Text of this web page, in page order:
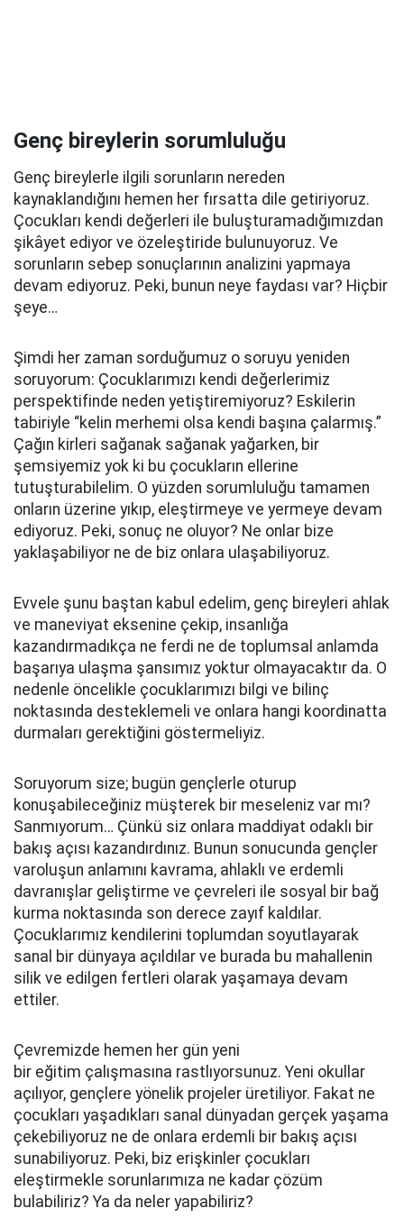
Genç bireylerin sorumluluğu
Genç bireylerle ilgili sorunların nereden
kaynaklandığını hemen her fırsatta dile getiriyoruz.
Çocukları kendi değerleri ile buluşturamadığımızdan
şikâyet ediyor ve özeleştiride bulunuyoruz. Ve
sorunların sebep sonuçlarının analizini yapmaya
devam ediyoruz. Peki, bunun neye faydası var? Hiçbir
şeye…
Şimdi her zaman sorduğumuz o soruyu yeniden
soruyorum: Çocuklarımızı kendi değerlerimiz
perspektifinde neden yetiştiremiyoruz? Eskilerin
tabiriyle “kelin merhemi olsa kendi başına çalarmış.”
Çağın kirleri sağanak sağanak yağarken, bir
şemsiyemiz yok ki bu çocukların ellerine
tutuşturabilelim. O yüzden sorumluluğu tamamen
onların üzerine yıkıp, eleştirmeye ve yermeye devam
ediyoruz. Peki, sonuç ne oluyor? Ne onlar bize
yaklaşabiliyor ne de biz onlara ulaşabiliyoruz.
Evvele şunu baştan kabul edelim, genç bireyleri ahlak
ve maneviyat eksenine çekip, insanlığa
kazandırmadıkça ne ferdi ne de toplumsal anlamda
başarıya ulaşma şansımız yoktur olmayacaktır da. O
nedenle öncelikle çocuklarımızı bilgi ve bilinç
noktasında desteklemeli ve onlara hangi koordinatta
durmaları gerektiğini göstermeliyiz.
Soruyorum size; bugün gençlerle oturup
konuşabileceğiniz müşterek bir meseleniz var mı?
Sanmıyorum… Çünkü siz onlara maddiyat odaklı bir
bakış açısı kazandırdınız. Bunun sonucunda gençler
varoluşun anlamını kavrama, ahlaklı ve erdemli
davranışlar geliştirme ve çevreleri ile sosyal bir bağ
kurma noktasında son derece zayıf kaldılar.
Çocuklarımız kendilerini toplumdan soyutlayarak
sanal bir dünyaya açıldılar ve burada bu mahallenin
silik ve edilgen fertleri olarak yaşamaya devam
ettiler.
Çevremizde hemen her gün yeni
bir eğitim çalışmasına rastlıyorsunuz. Yeni okullar
açılıyor, gençlere yönelik projeler üretiliyor. Fakat ne
çocukları yaşadıkları sanal dünyadan gerçek yaşama
çekebiliyoruz ne de onlara erdemli bir bakış açısı
sunabiliyoruz. Peki, biz erişkinler çocukları
eleştirmekle sorunlarımıza ne kadar çözüm
bulabiliriz? Ya da neler yapabiliriz?